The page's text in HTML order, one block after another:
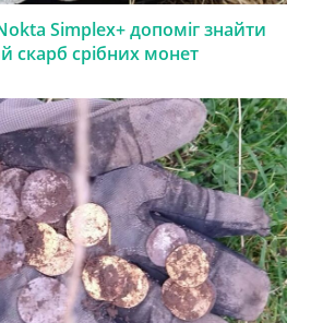
Simplex+ допоміг знайти
скарб срібних монет